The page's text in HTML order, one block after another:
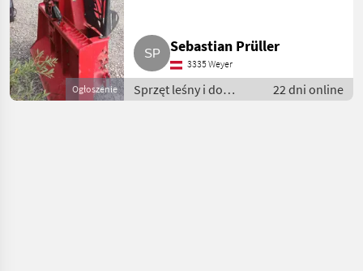
Ogłoszenie
Sebastian Prüller
3335 Weyer
Sprzęt leśny i do
obróbki drewna /
22 dni online